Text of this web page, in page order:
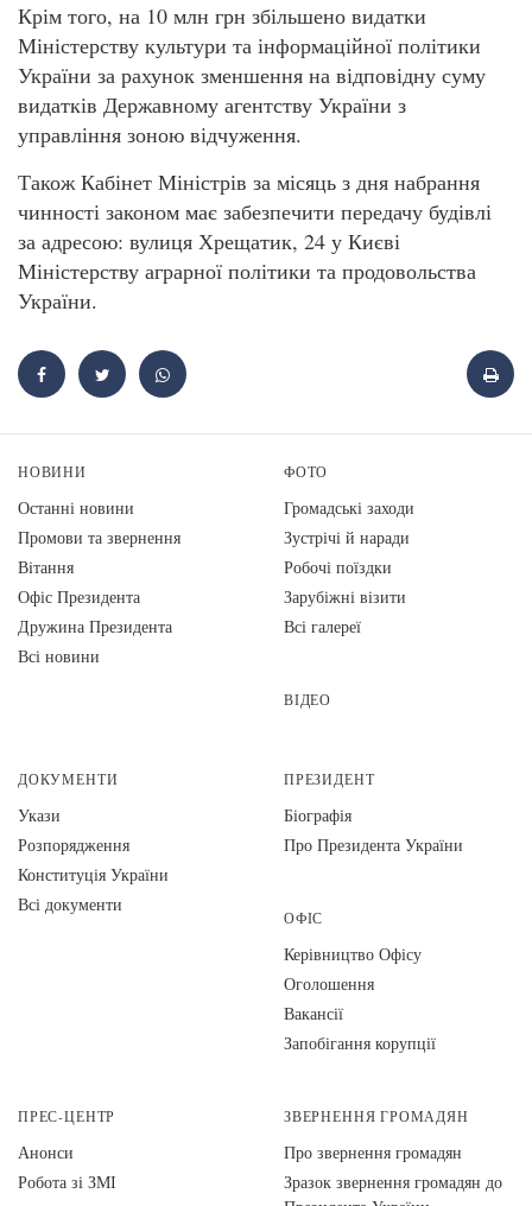
Крім того, на 10 млн грн збільшено видатки
Міністерству культури та інформаційної політики
України за рахунок зменшення на відповідну суму
видатків Державному агентству України з
управління зоною відчуження.
Також Кабінет Міністрів за місяць з дня набрання
чинності законом має забезпечити передачу будівлі
за адресою: вулиця Хрещатик, 24 у Києві
Міністерству аграрної політики та продовольства
України.
НОВИНИ
Останні новини
Промови та звернення
Вiтання
Офіс Президента
Дружина Президента
Всі новини
ФОТО
Громадські заходи
Зустрічі й наради
Робочі поїздки
Зарубіжні візити
Всі галереї
ВІДЕО
ДОКУМЕНТИ
Укази
Розпорядження
Конституція України
Всі документи
ПРЕЗИДЕНТ
Біографія
Про Президента України
ОФІС
Керівництво Офісу
Оголошення
Вакансії
Запобігання корупції
ПРЕС-ЦЕНТР
Анонси
Робота зі ЗМІ
ЗВЕРНЕННЯ ГРОМАДЯН
Про звернення громадян
Зразок звернення громадян до